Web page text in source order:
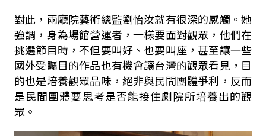
對此，兩廳院藝術總監劉怡汝就有很深的感觸。她
強調，身為場館營運者，一樣要面對觀眾，他們在
挑選節目時，不但要叫好、也要叫座，甚至讓一些
國外受矚目的作品也有機會讓台灣的觀眾看見，目
的也是培養觀眾品味，絕非與民間團體爭利，反而
是民間團體要思考是否能接住劇院所培養出的觀
眾。